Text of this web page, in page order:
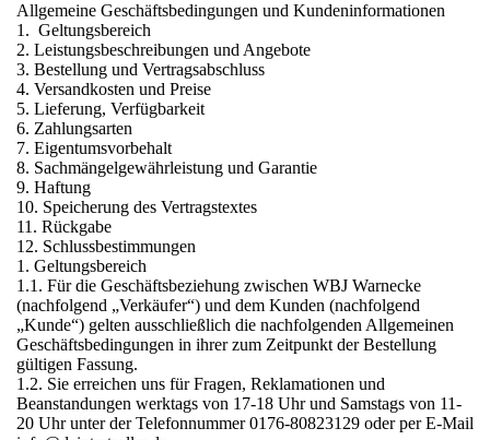
Allgemeine Geschäftsbedingungen und Kundeninformationen
1. Geltungsbereich
2. Leistungsbeschreibungen und Angebote
3. Bestellung und Vertragsabschluss
4. Versandkosten und Preise
5. Lieferung, Verfügbarkeit
6. Zahlungsarten
7. Eigentumsvorbehalt
8. Sachmängelgewährleistung und Garantie
9. Haftung
10. Speicherung des Vertragstextes
11. Rückgabe
12. Schlussbestimmungen
1. Geltungsbereich
1.1. Für die Geschäftsbeziehung zwischen WBJ Warnecke
(nachfolgend „Verkäufer“) und dem Kunden (nachfolgend
„Kunde“) gelten ausschließlich die nachfolgenden Allgemeinen
Geschäftsbedingungen in ihrer zum Zeitpunkt der Bestellung
gültigen Fassung.
1.2. Sie erreichen uns für Fragen, Reklamationen und
Beanstandungen werktags von 17-18 Uhr und Samstags von 11-
20 Uhr unter der Telefonnummer 0176-80823129 oder per E-Mail